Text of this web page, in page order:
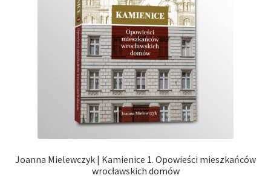
Joanna Mielewczyk | Kamienice 1. Opowieści mieszkańców
wrocławskich domów